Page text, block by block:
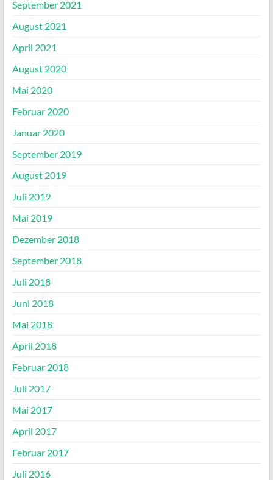
September 2021
August 2021
April 2021
August 2020
Mai 2020
Februar 2020
Januar 2020
September 2019
August 2019
Juli 2019
Mai 2019
Dezember 2018
September 2018
Juli 2018
Juni 2018
Mai 2018
April 2018
Februar 2018
Juli 2017
Mai 2017
April 2017
Februar 2017
Juli 2016